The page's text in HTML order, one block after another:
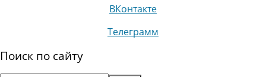
ВКонтакте
Телеграмм
Поиск по сайту